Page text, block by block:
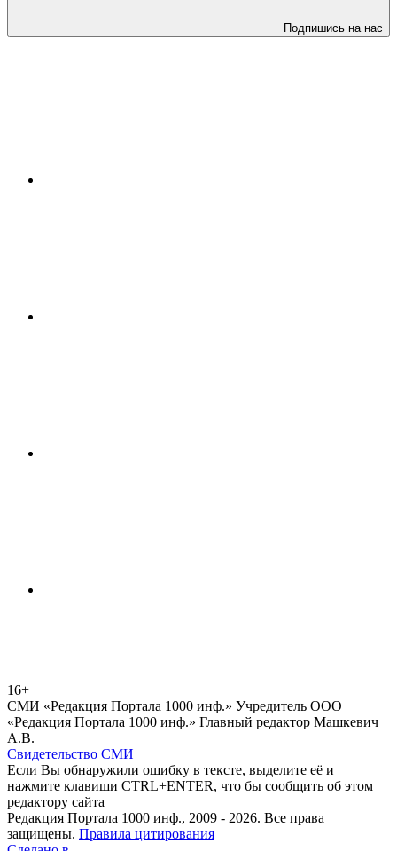
Подпишись на нас
16+
СМИ «Редакция Портала 1000 инф.» Учредитель ООО
«Редакция Портала 1000 инф.» Главный редактор Машкевич
А.В.
Свидетельство СМИ
Если Вы обнаружили ошибку в тексте, выделите её и
нажмите клавиши CTRL+ENTER, что бы сообщить об этом
редактору сайта
Редакция Портала 1000 инф., 2009 - 2026. Все права
защищены. Правила цитирования